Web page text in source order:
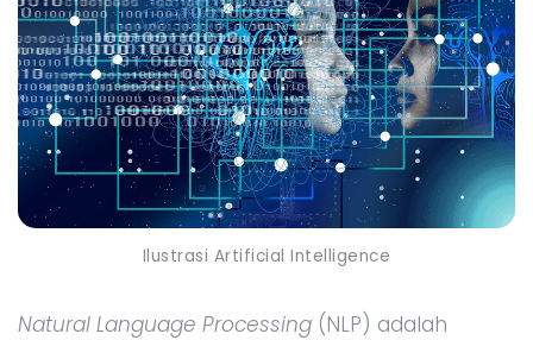
Ilustrasi Artificial Intelligence
Natural Language Processing (NLP) adalah